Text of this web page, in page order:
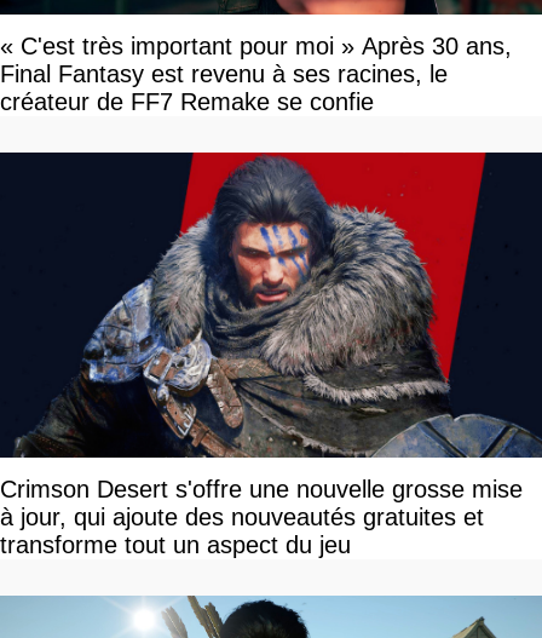
« C'est très important pour moi » Après 30 ans,
Final Fantasy est revenu à ses racines, le
créateur de FF7 Remake se confie
Crimson Desert s'offre une nouvelle grosse mise
à jour, qui ajoute des nouveautés gratuites et
transforme tout un aspect du jeu